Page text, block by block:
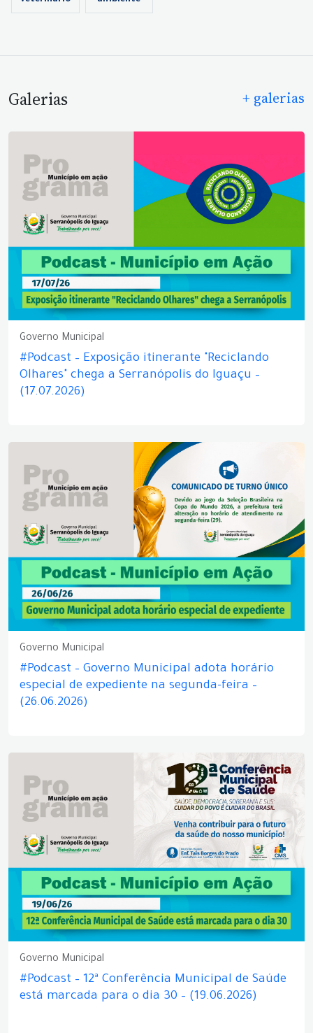
Galerias + galerias
Governo Municipal
#Podcast – Exposição itinerante "Reciclando
Olhares" chega a Serranópolis do Iguaçu –
(17.07.2026)
Governo Municipal
#Podcast – Governo Municipal adota horário
especial de expediente na segunda-feira –
(26.06.2026)
Governo Municipal
#Podcast – 12ª Conferência Municipal de Saúde
está marcada para o dia 30 – (19.06.2026)